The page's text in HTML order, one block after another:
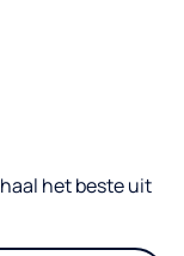
het beste uit